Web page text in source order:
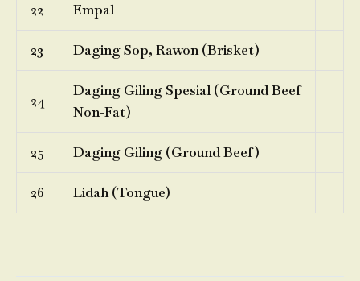
22 Empal
23 Daging Sop, Rawon (Brisket)
24
Daging Giling Spesial (Ground Beef
Non-Fat)
25 Daging Giling (Ground Beef)
26 Lidah (Tongue)